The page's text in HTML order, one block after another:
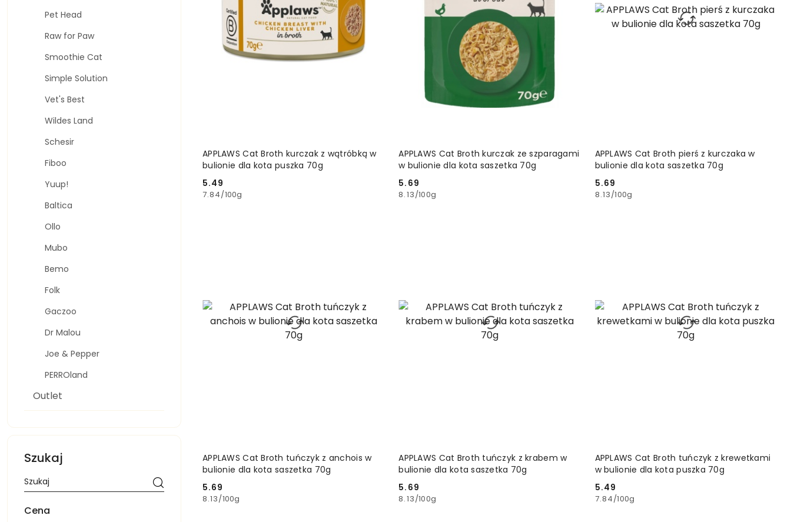
Pet Head
Raw for Paw
Smoothie Cat
Simple Solution
Vet's Best
Wildes Land
Schesir
Fiboo
Yuup!
Baltica
Ollo
Mubo
Bemo
Folk
Gaczoo
Dr Malou
Joe & Pepper
PERROland
Outlet
Szukaj
Cena
APPLAWS Cat Broth kurczak z wątróbką w
bulionie dla kota puszka 70g
Cena:
5.49
7.84/100g
DODAJ DO KOSZYKA
APPLAWS Cat Broth kurczak ze szparagami
w bulionie dla kota saszetka 70g
Cena:
5.69
8.13/100g
DODAJ DO KOSZYKA
APPLAWS Cat Broth pierś z kurczaka w
bulionie dla kota saszetka 70g
Cena:
5.69
8.13/100g
DODAJ DO KOSZYKA
APPLAWS Cat Broth tuńczyk z anchois w
bulionie dla kota saszetka 70g
Cena:
5.69
8.13/100g
DODAJ DO KOSZYKA
APPLAWS Cat Broth tuńczyk z krabem w
bulionie dla kota saszetka 70g
Cena:
5.69
8.13/100g
DODAJ DO KOSZYKA
APPLAWS Cat Broth tuńczyk z krewetkami
w bulionie dla kota puszka 70g
Cena:
5.49
7.84/100g
DODAJ DO KOSZYKA